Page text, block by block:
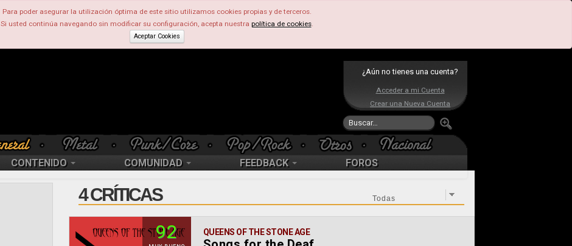
Para poder asegurar la utilización óptima de este sitio utilizamos cookies propias y de terceros.
Si usted continúa navegando sin modificar su configuración, acepta nuestra política de cookies.
Aceptar Cookies
¿Aún no tienes una cuenta?
Acceder a mi Cuenta
Crear una Nueva Cuenta
CONTENIDO COMUNIDAD FEEDBACK FOROS
4 CRÍTICAS
92 QUEENS OF THE STONE AGE